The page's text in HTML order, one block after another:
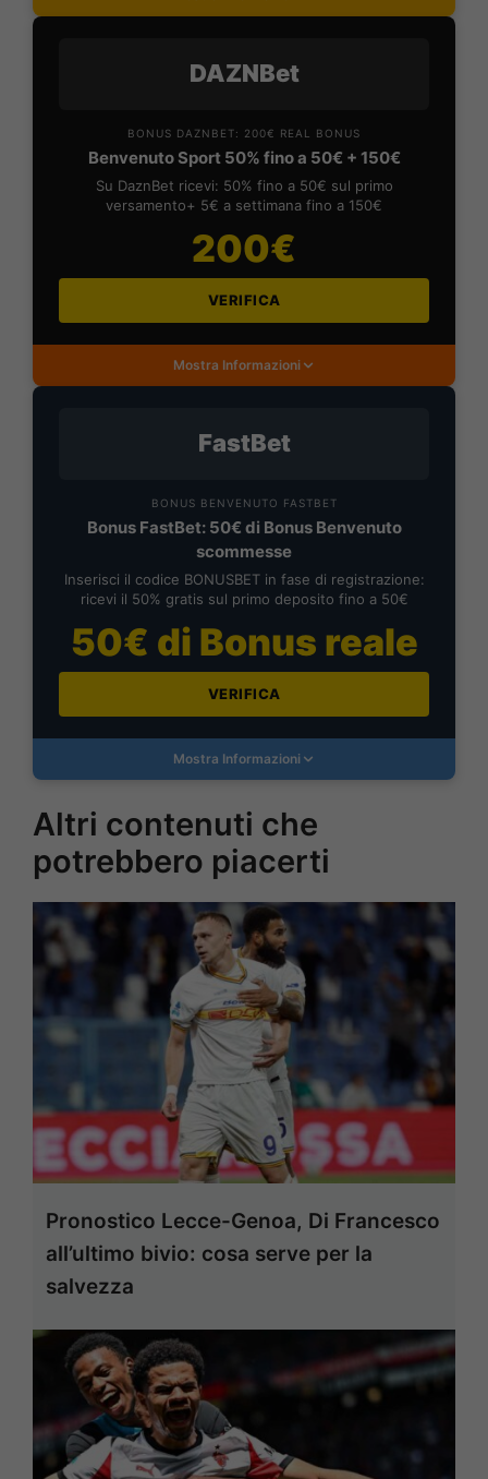
DAZNBet
BONUS DAZNBET: 200€ REAL BONUS
Benvenuto Sport 50% fino a 50€ + 150€
Su DaznBet ricevi: 50% fino a 50€ sul primo
versamento+ 5€ a settimana fino a 150€
200€
VERIFICA
Mostra Informazioni
FastBet
BONUS BENVENUTO FASTBET
Bonus FastBet: 50€ di Bonus Benvenuto
scommesse
Inserisci il codice BONUSBET in fase di registrazione:
ricevi il 50% gratis sul primo deposito fino a 50€
50€ di Bonus reale
VERIFICA
Mostra Informazioni
Altri contenuti che
potrebbero piacerti
Pronostico Lecce-Genoa, Di Francesco
all’ultimo bivio: cosa serve per la
salvezza